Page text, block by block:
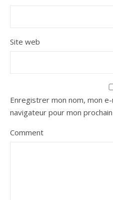
Site web
Enregistrer mon nom, mon
navigateur pour mon
Comment